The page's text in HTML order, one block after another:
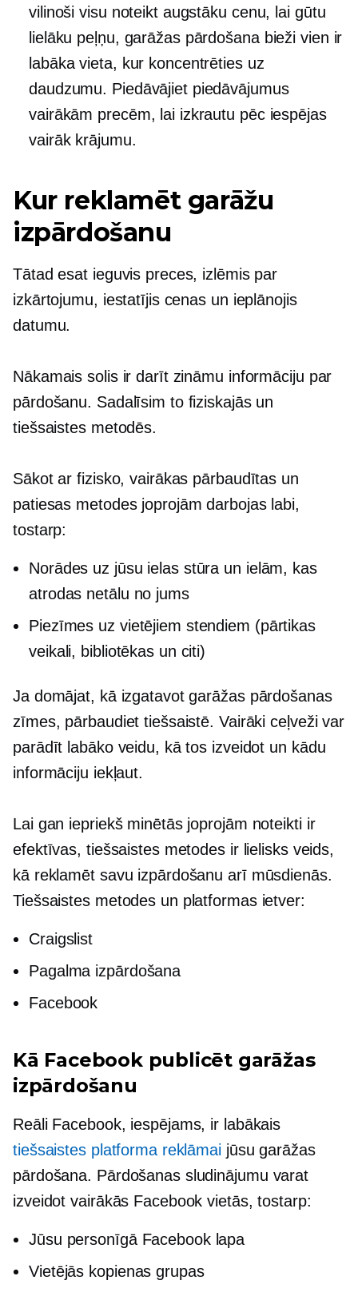
vilinoši visu noteikt augstāku cenu, lai gūtu
lielāku peļņu, garāžas pārdošana bieži vien ir
labāka vieta, kur koncentrēties uz
daudzumu. Piedāvājiet piedāvājumus
vairākām precēm, lai izkrautu pēc iespējas
vairāk krājumu.
Kur reklamēt garāžu
izpārdošanu
Tātad esat ieguvis preces, izlēmis par
izkārtojumu, iestatījis cenas un ieplānojis
datumu.
Nākamais solis ir darīt zināmu informāciju par
pārdošanu. Sadalīsim to fiziskajās un
tiešsaistes metodēs.
Sākot ar fizisko, vairākas pārbaudītas un
patiesas metodes joprojām darbojas labi,
tostarp:
Norādes uz jūsu ielas stūra un ielām, kas
atrodas netālu no jums
Piezīmes uz vietējiem stendiem (pārtikas
veikali, bibliotēkas un citi)
Ja domājat, kā izgatavot garāžas pārdošanas
zīmes, pārbaudiet tiešsaistē. Vairāki ceļveži var
parādīt labāko veidu, kā tos izveidot un kādu
informāciju iekļaut.
Lai gan iepriekš minētās joprojām noteikti ir
efektīvas, tiešsaistes metodes ir lielisks veids,
kā reklamēt savu izpārdošanu arī mūsdienās.
Tiešsaistes metodes un platformas ietver:
Craigslist
Pagalma izpārdošana
Facebook
Kā Facebook publicēt garāžas
izpārdošanu
Reāli Facebook, iespējams, ir labākais
tiešsaistes platforma reklāmai jūsu garāžas
pārdošana. Pārdošanas sludinājumu varat
izveidot vairākās Facebook vietās, tostarp:
Jūsu personīgā Facebook lapa
Vietējās kopienas grupas